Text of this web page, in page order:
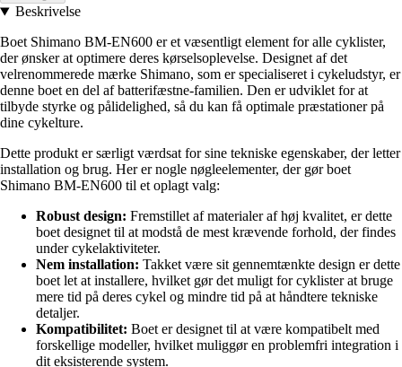
Beskrivelse
Boet Shimano BM-EN600 er et væsentligt element for alle cyklister,
der ønsker at optimere deres kørselsoplevelse. Designet af det
velrenommerede mærke Shimano, som er specialiseret i cykeludstyr, er
denne boet en del af batterifæstne-familien. Den er udviklet for at
tilbyde styrke og pålidelighed, så du kan få optimale præstationer på
dine cykelture.
Dette produkt er særligt værdsat for sine tekniske egenskaber, der letter
installation og brug. Her er nogle nøgleelementer, der gør boet
Shimano BM-EN600 til et oplagt valg:
Robust design: Fremstillet af materialer af høj kvalitet, er dette
boet designet til at modstå de mest krævende forhold, der findes
under cykelaktiviteter.
Nem installation: Takket være sit gennemtænkte design er dette
boet let at installere, hvilket gør det muligt for cyklister at bruge
mere tid på deres cykel og mindre tid på at håndtere tekniske
detaljer.
Kompatibilitet: Boet er designet til at være kompatibelt med
forskellige modeller, hvilket muliggør en problemfri integration i
dit eksisterende system.